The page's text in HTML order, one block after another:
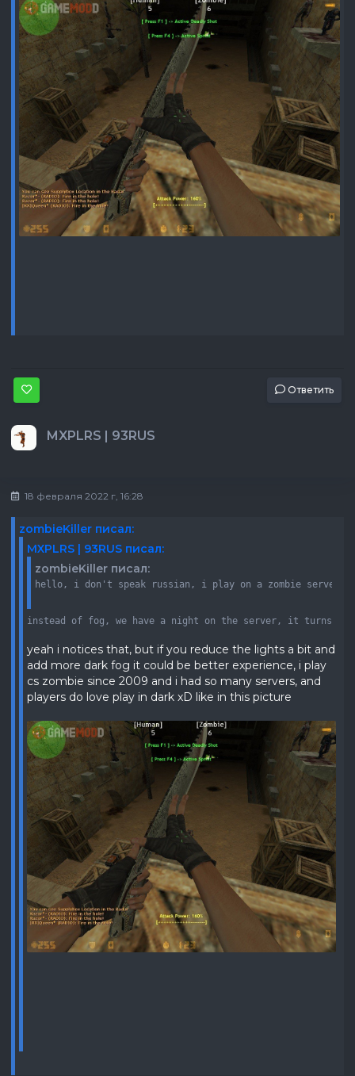
Ответить
MXPLRS | 93RUS
18 февраля 2022 г, 16:28
zombieKiller писал:
MXPLRS | 93RUS писал:
zombieKiller писал:
hello, i don't speak russian, i play on a zombie
instead of fog, we have a night on the server, it turns on
yeah i notices that, but if you reduce the lights a bit and
add more dark fog it could be better experience, i play
cs zombie since 2009 and i had so many servers, and
players do love play in dark xD like in this picture